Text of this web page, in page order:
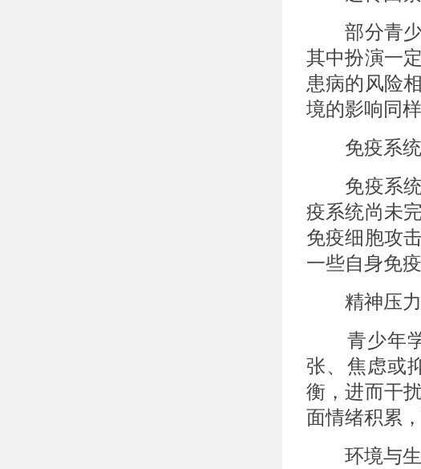
部分青少
其中扮演一
患病的风险
境的影响同
免疫系统
免疫系统
疫系统尚未
免疫细胞攻
一些自身免
精神压力
青少年学
张、焦虑或
衡，进而干
面情绪积累
环境与生